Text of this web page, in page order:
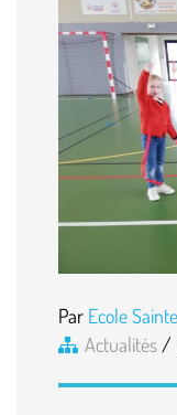
Par Ecole
Actualités /